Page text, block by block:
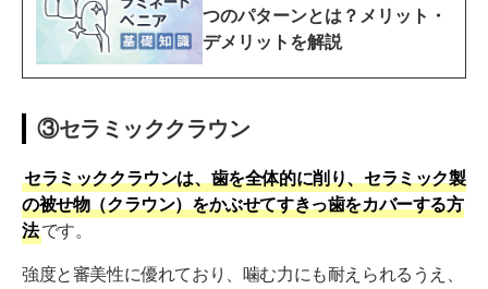
つのパターンとは？メリット・
デメリットを解説
③セラミッククラウン
セラミッククラウンは、歯を全体的に削り、セラミック製
の被せ物（クラウン）をかぶせてすきっ歯をカバーする方
法です。
強度と審美性に優れており、噛む力にも耐えられるうえ、